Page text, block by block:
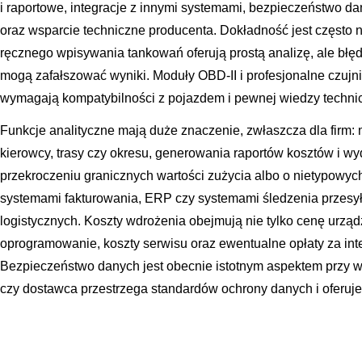
i raportowe, integracje z innymi systemami, bezpieczeństwo
oraz wsparcie techniczne producenta. Dokładność jest
ręcznego wpisywania tankowań oferują prostą analizę, ale
mogą zafałszować wyniki. Moduły OBD-II i profesjonalne
wymagają kompatybilności z pojazdem i pewnej wiedzy
Funkcje analityczne mają duże znaczenie, zwłaszcza dla
kierowcy, trasy czy okresu, generowania raportów kosztów i
przekroczeniu granicznych wartości zużycia albo o
systemami fakturowania, ERP czy systemami śledzenia
logistycznych. Koszty wdrożenia obejmują nie tylko cenę
oprogramowanie, koszty serwisu oraz ewentualne opłaty za
Bezpieczeństwo danych jest obecnie istotnym aspektem przy
czy dostawca przestrzega standardów ochrony danych i